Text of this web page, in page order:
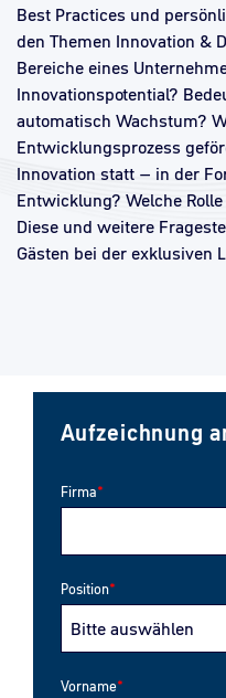
Best Practices und
den Themen Innovation &
Bereiche eines
Innovationspotential?
automatisch Wachstum?
Entwicklungsprozess
Innovation statt – in der
Entwicklung? Welche
Diese und weitere
Gästen bei der exklusiven
Aufzeichnung
Firma*
Position*
Vorname*